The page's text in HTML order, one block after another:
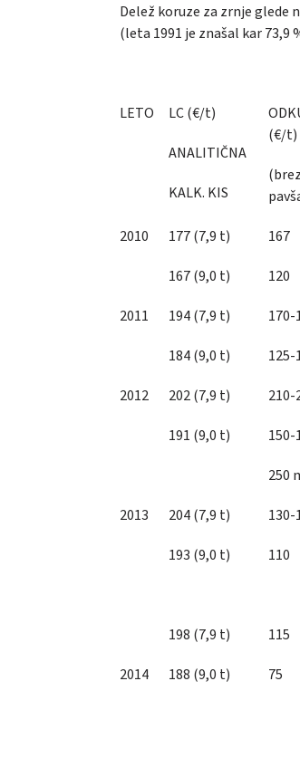
Delež koruze za zrnje glede
(leta 1991 je znašal kar 73,9
LETO
LC (€/t)
ANALITIČNA
KALK. KIS
(€/t)
2010
177 (7,9 t)
167 (9,0 t)
2011
194 (7,9 t)
184 (9,0 t)
170-
125-
2012
202 (7,9 t)
191 (9,0 t)
210-
150-
250
2013
204 (7,9 t)
193 (9,0 t)
130-
2014
198 (7,9 t)
188 (9,0 t)
75